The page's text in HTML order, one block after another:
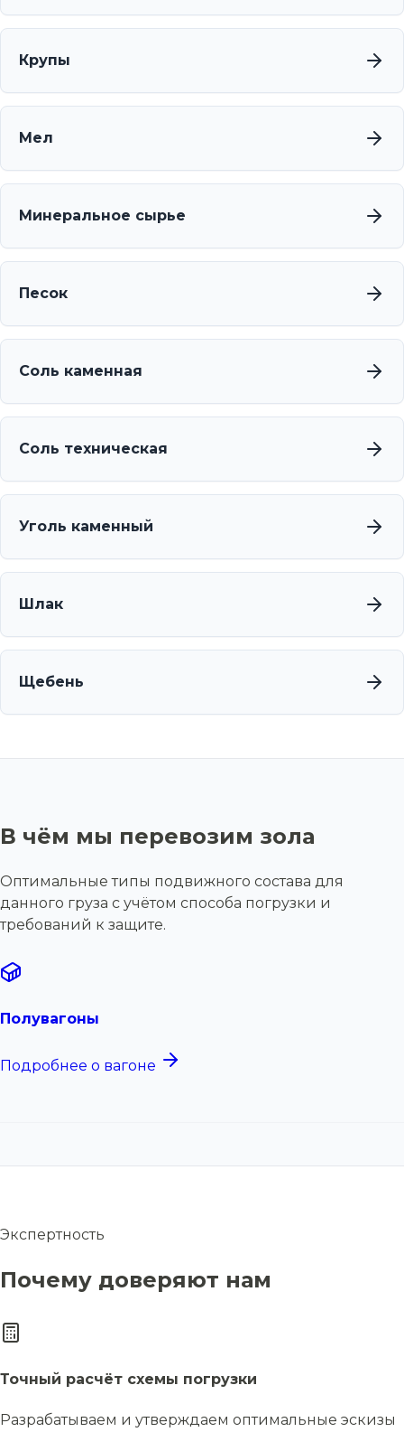
Крупы
Мел
Минеральное сырье
Песок
Соль каменная
Соль техническая
Уголь каменный
Шлак
Щебень
В чём мы перевозим зола
Оптимальные типы подвижного состава для
данного груза с учётом способа погрузки и
требований к защите.
Полувагоны
Подробнее о вагоне
Экспертность
Почему доверяют нам
Точный расчёт схемы погрузки
Разрабатываем и утверждаем оптимальные эскизы